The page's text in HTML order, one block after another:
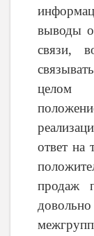
выводы о
связи,
целом
ответ на
продаж